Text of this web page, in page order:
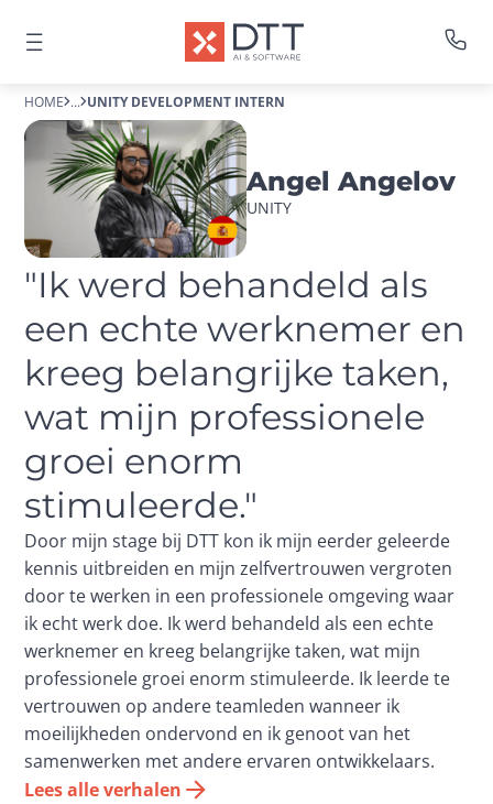
HOME ... UNITY DEVELOPMENT INTERN
Angel Angelov
UNITY
"Ik werd behandeld als
een echte werknemer en
kreeg belangrijke taken,
wat mijn professionele
groei enorm
stimuleerde."
Door mijn stage bij DTT kon ik mijn eerder geleerde
kennis uitbreiden en mijn zelfvertrouwen vergroten
door te werken in een professionele omgeving waar
ik echt werk doe. Ik werd behandeld als een echte
werknemer en kreeg belangrijke taken, wat mijn
professionele groei enorm stimuleerde. Ik leerde te
vertrouwen op andere teamleden wanneer ik
moeilijkheden ondervond en ik genoot van het
samenwerken met andere ervaren ontwikkelaars.
Lees alle verhalen